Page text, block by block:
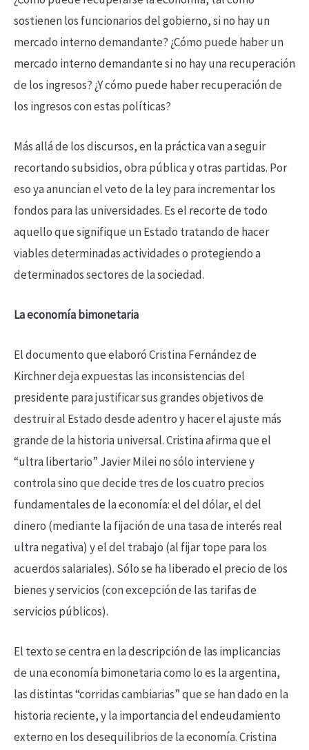
sostienen los funcionarios del gobierno, si no hay un
mercado interno demandante? ¿Cómo puede haber un
mercado interno demandante si no hay una recuperación
de los ingresos? ¿Y cómo puede haber recuperación de
los ingresos con estas políticas?
Más allá de los discursos, en la práctica van a seguir
recortando subsidios, obra pública y otras partidas. Por
eso ya anuncian el veto de la ley para incrementar los
fondos para las universidades. Es el recorte de todo
aquello que signifique un Estado tratando de hacer
viables determinadas actividades o protegiendo a
determinados sectores de la sociedad.
La economía bimonetaria
El documento que elaboró Cristina Fernández de
Kirchner deja expuestas las inconsistencias del
presidente para justificar sus grandes objetivos de
destruir al Estado desde adentro y hacer el ajuste más
grande de la historia universal. Cristina afirma que el
“ultra libertario” Javier Milei no sólo interviene y
controla sino que decide tres de los cuatro precios
fundamentales de la economía: el del dólar, el del
dinero (mediante la fijación de una tasa de interés real
ultra negativa) y el del trabajo (al fijar tope para los
acuerdos salariales). Sólo se ha liberado el precio de los
bienes y servicios (con excepción de las tarifas de
servicios públicos).
El texto se centra en la descripción de las implicancias
de una economía bimonetaria como lo es la argentina,
las distintas “corridas cambiarias” que se han dado en la
historia reciente, y la importancia del endeudamiento
externo en los desequilibrios de la economía. Cristina